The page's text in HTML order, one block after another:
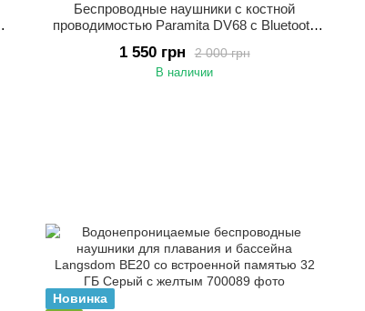
Беспроводные наушники с костной
проводимостью Paramita DV68 с Bluetooth
наушники для бега, тренировок и активного
отдыха Синий
2 000 грн
1 550 грн
В наличии
Новинка